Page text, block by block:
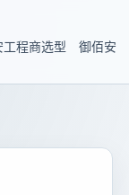
工程商选型
御佰安